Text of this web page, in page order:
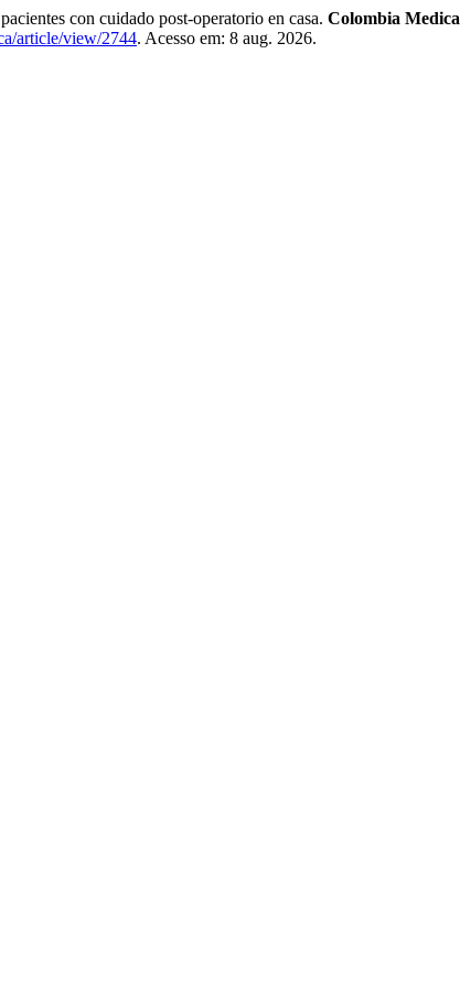
con cuidado post-operatorio en casa. Colombia Medica
article/view/2744. Acesso em: 8 aug. 2026.